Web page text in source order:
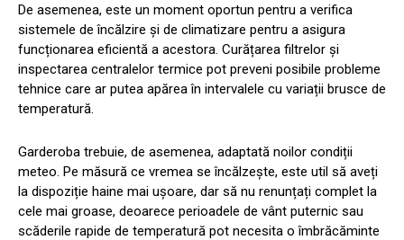
De asemenea, este un moment oportun pentru a verifica
sistemele de încălzire și de climatizare pentru a asigura
funcționarea eficientă a acestora. Curățarea filtrelor și
inspectarea centralelor termice pot preveni posibile probleme
tehnice care ar putea apărea în intervalele cu variații brusce de
temperatură.
Garderoba trebuie, de asemenea, adaptată noilor condiții
meteo. Pe măsură ce vremea se încălzește, este util să aveți
la dispoziție haine mai ușoare, dar să nu renunțați complet la
cele mai groase, deoarece perioadele de vânt puternic sau
scăderile rapide de temperatură pot necesita o îmbrăcăminte